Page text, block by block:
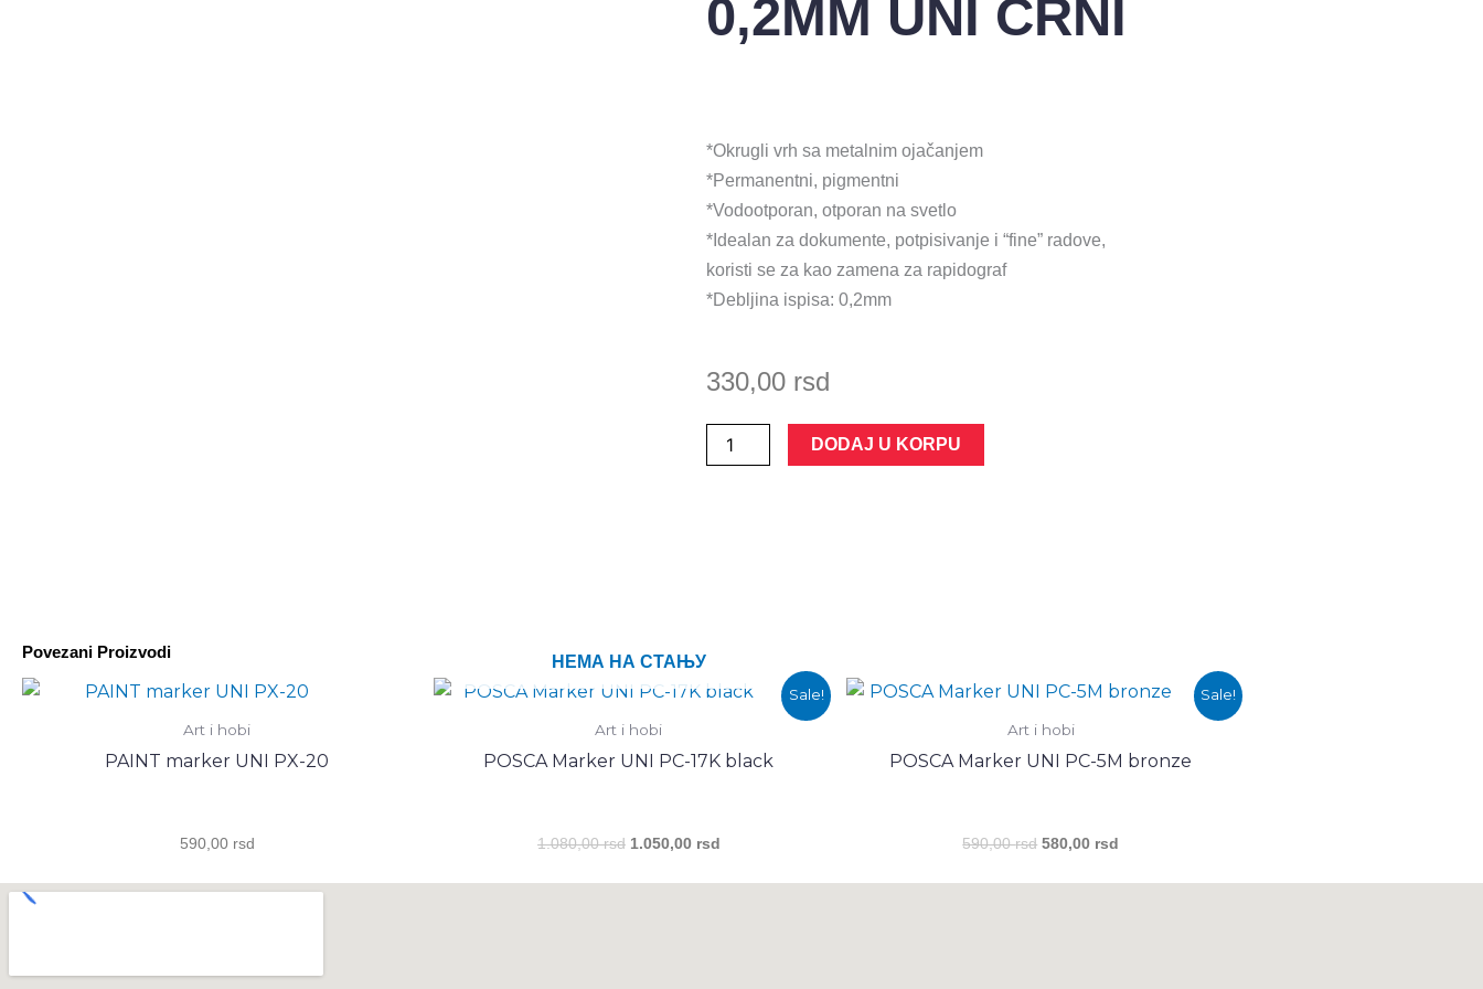
0,2MM UNI CRNI
*Okrugli vrh sa metalnim ojačanjem
*Permanentni, pigmentni
*Vodootporan, otporan na svetlo
*Idealan za dokumente, potpisivanje i “fine” radove,
koristi se za kao zamena za rapidograf
*Debljina ispisa: 0,2mm
330,00 rsd
PIN
MARKER
DODAJ U KORPU
Povezani Proizvodi
Art i hobi
PAINT marker UNI PX-20
590,00 rsd
Sale!
НЕМА НА СТАЊУ
Art i hobi
POSCA Marker UNI PC-17K black
1.080,00rsd
Оригинална
је
1.080,00 rsd.
1.050,00 rsd
Тренутна
Sale!
Art i hobi
POSCA Marker UNI PC-5M bronze
590,00rsd
Оригинална
је
590,00 rsd.
580,00 rsd
Тренутна